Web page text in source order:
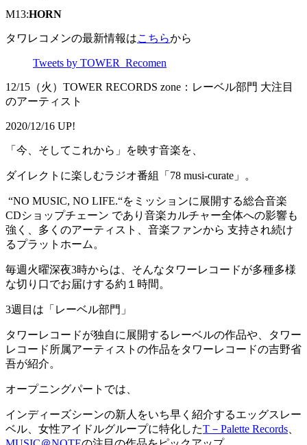
M13:HORN
タワレコメンの最新情報はこちらから
Tweets by TOWER_Recomen
12/15（火）TOWER RECORDS zone：レーベル部門 大注目
のアーティスト
2020/12/16 UP!
「今、そしてこれから」を映す音楽を、
ダイレクトに楽しむラジオ番組「78 musi-curate」。
“NO MUSIC, NO LIFE.“をミッションに展開する総合音楽
CDショップチェーン であり音楽カルチャー全体への影響も
強く、多くのアーティスト、音楽ファンから 支持され続け
るプラットホーム。
毎週火曜深夜3時からは、そんなタワーレコードが多種多様
な切り口でお届けする約１時間。
3週目は「レーベル部門」
タワーレコードが独自に展開するレーベルの作品や、タワー
レコード所属アーティストの作品をタワーレコードの吉野省
吾が紹介。
オープニングパートでは、
インディーズシーンの新人をいち早く紹介するエッグスレー
ベル、女性アイドルグループに特化したT－Palette Records